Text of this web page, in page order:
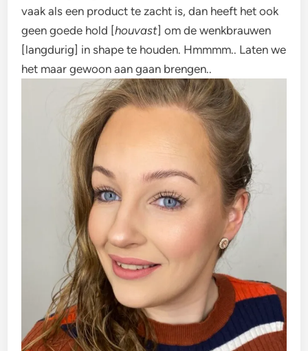
vaak als een product te zacht is, dan heeft het ook
geen goede hold [houvast] om de wenkbrauwen
[langdurig] in shape te houden. Hmmmm.. Laten we
het maar gewoon aan gaan brengen..